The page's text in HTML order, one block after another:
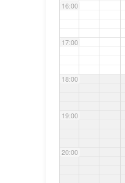
16:00
17:00
18:00
19:00
20:00